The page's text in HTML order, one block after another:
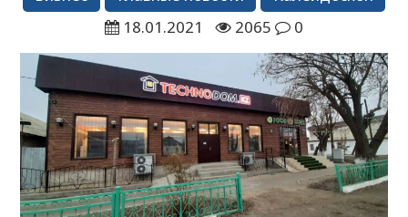
18.01.2021
2065 0